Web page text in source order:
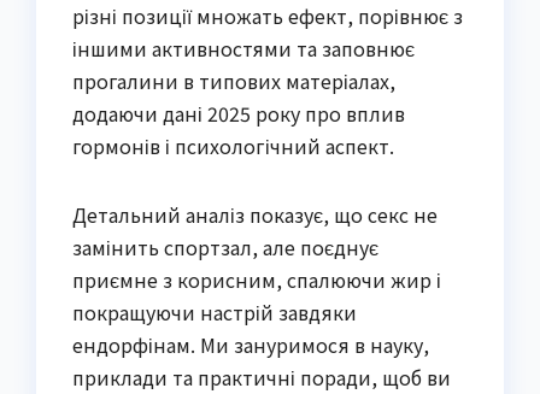
різні позиції множать ефект, порівнює з
іншими активностями та заповнює
прогалини в типових матеріалах,
додаючи дані 2025 року про вплив
гормонів і психологічний аспект.
Детальний аналіз показує, що секс не
замінить спортзал, але поєднує
приємне з корисним, спалюючи жир і
покращуючи настрій завдяки
ендорфінам. Ми зануримося в науку,
приклади та практичні поради, щоб ви